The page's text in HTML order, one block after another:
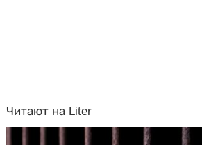
Читают на Liter